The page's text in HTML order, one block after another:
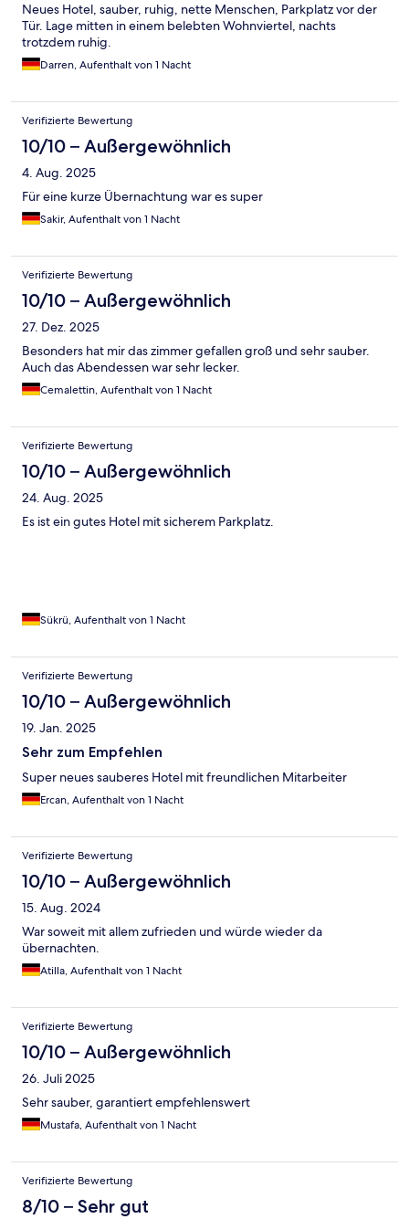
Neues Hotel, sauber, ruhig, nette Menschen, Parkplatz vor der
Tür. Lage mitten in einem belebten Wohnviertel, nachts
trotzdem ruhig.
Darren, Aufenthalt von 1 Nacht
Verifizierte Bewertung
10/10 – Außergewöhnlich
4. Aug. 2025
Für eine kurze Übernachtung war es super
Sakir, Aufenthalt von 1 Nacht
Verifizierte Bewertung
10/10 – Außergewöhnlich
27. Dez. 2025
Besonders hat mir das zimmer gefallen groß und sehr sauber.
Auch das Abendessen war sehr lecker.
Cemalettin, Aufenthalt von 1 Nacht
Verifizierte Bewertung
10/10 – Außergewöhnlich
24. Aug. 2025
Es ist ein gutes Hotel mit sicherem Parkplatz.
Sükrü, Aufenthalt von 1 Nacht
Verifizierte Bewertung
10/10 – Außergewöhnlich
19. Jan. 2025
Sehr zum Empfehlen
Super neues sauberes Hotel mit freundlichen Mitarbeiter
Ercan, Aufenthalt von 1 Nacht
Verifizierte Bewertung
10/10 – Außergewöhnlich
15. Aug. 2024
War soweit mit allem zufrieden und würde wieder da
übernachten.
Atilla, Aufenthalt von 1 Nacht
Verifizierte Bewertung
10/10 – Außergewöhnlich
26. Juli 2025
Sehr sauber, garantiert empfehlenswert
Mustafa, Aufenthalt von 1 Nacht
Verifizierte Bewertung
8/10 – Sehr gut